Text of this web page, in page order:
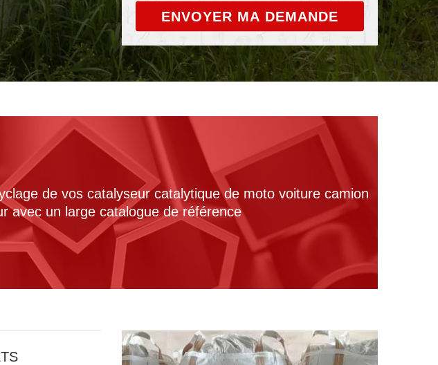
de vos catalyseur catalytique de moto voiture camion
avec un large catalogue de référence